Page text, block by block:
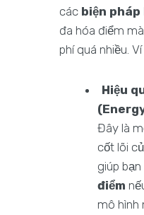
các biện
đa hóa điểm
phí quá nhiều. Ví
Hiệu
Đây là
cốt lõi
giúp
điểm
mô hình